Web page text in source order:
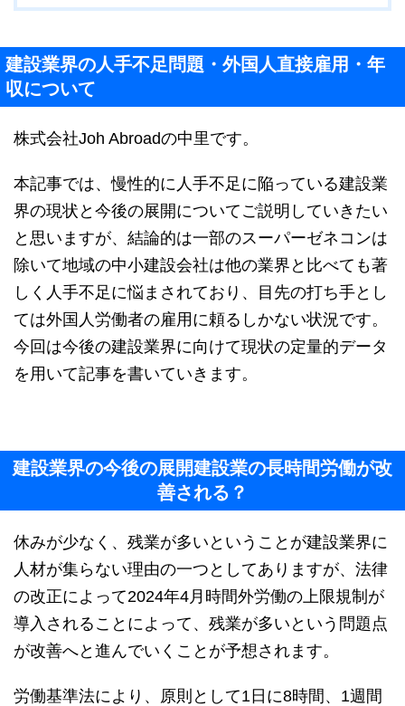
建設業界の人手不足問題・外国人直接雇用・年
収について
株式会社Joh Abroadの中里です。
本記事では、慢性的に人手不足に陥っている建設業
界の現状と今後の展開についてご説明していきたい
と思いますが、結論的は一部のスーパーゼネコンは
除いて地域の中小建設会社は他の業界と比べても著
しく人手不足に悩まされており、目先の打ち手とし
ては外国人労働者の雇用に頼るしかない状況です。
今回は今後の建設業界に向けて現状の定量的データ
を用いて記事を書いていきます。
建設業界の今後の展開建設業の長時間労働が改
善される？
休みが少なく、残業が多いということが建設業界に
人材が集らない理由の一つとしてありますが、法律
の改正によって2024年4月時間外労働の上限規制が
導入されることによって、残業が多いという問題点
が改善へと進んでいくことが予想されます。
労働基準法により、原則として1日に8時間、1週間